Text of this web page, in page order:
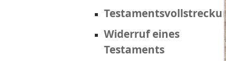
Widerruf eines
Testaments